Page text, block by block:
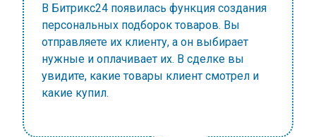
В Битрикс24 появилась функция создания
персональных подборок товаров. Вы
отправляете их клиенту, а он выбирает
нужные и оплачивает их. В сделке вы
увидите, какие товары клиент смотрел и
какие купил.